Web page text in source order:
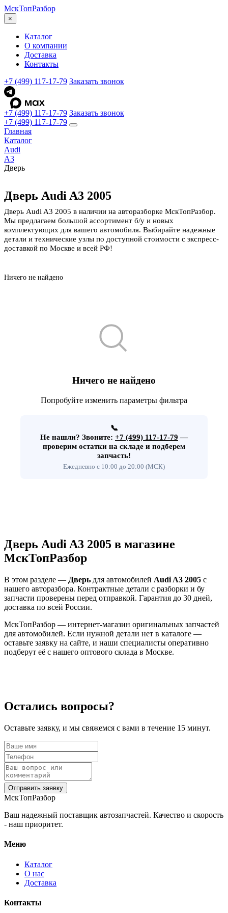
МскТопРазбор
×
Каталог
О компании
Доставка
Контакты
+7 (499) 117-17-79 Заказать звонок
+7 (499) 117-17-79 Заказать звонок
+7 (499) 117-17-79
Главная
Каталог
Audi
A3
Дверь
Дверь Audi A3 2005
Дверь Audi A3 2005 в наличии на авторазборке МскТопРазбор.
Мы предлагаем большой ассортимент б/у и новых
комплектующих для вашего автомобиля. Выбирайте надежные
детали и технические узлы по доступной стоимости с экспресс-
доставкой по Москве и всей РФ!
Ничего не найдено
Ничего не найдено
Попробуйте изменить параметры фильтра
📞
Не нашли? Звоните: +7 (499) 117-17-79 —
проверим остатки на складе и подберем
запчасть!
Ежедневно с 10:00 до 20:00 (МСК)
Дверь Audi A3 2005 в магазине
МскТопРазбор
В этом разделе — Дверь для автомобилей Audi A3 2005 с
нашего авторазбора. Контрактные детали с разборки и бу
запчасти проверены перед отправкой. Гарантия до 30 дней,
доставка по всей России.
МскТопРазбор — интернет-магазин оригинальных запчастей
для автомобилей. Если нужной детали нет в каталоге —
оставьте заявку на сайте, и наши специалисты оперативно
подберут её с нашего оптового склада в Москве.
Остались вопросы?
Оставьте заявку, и мы свяжемся с вами в течение 15 минут.
Отправить заявку
МскТопРазбор
Ваш надежный поставщик автозапчастей. Качество и скорость
- наш приоритет.
Меню
Каталог
О нас
Доставка
Контакты